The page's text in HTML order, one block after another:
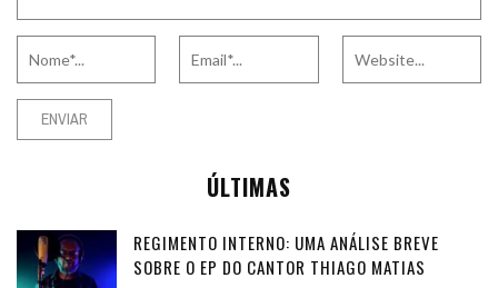
ÚLTIMAS
REGIMENTO INTERNO: UMA ANÁLISE BREVE
SOBRE O EP DO CANTOR THIAGO MATIAS